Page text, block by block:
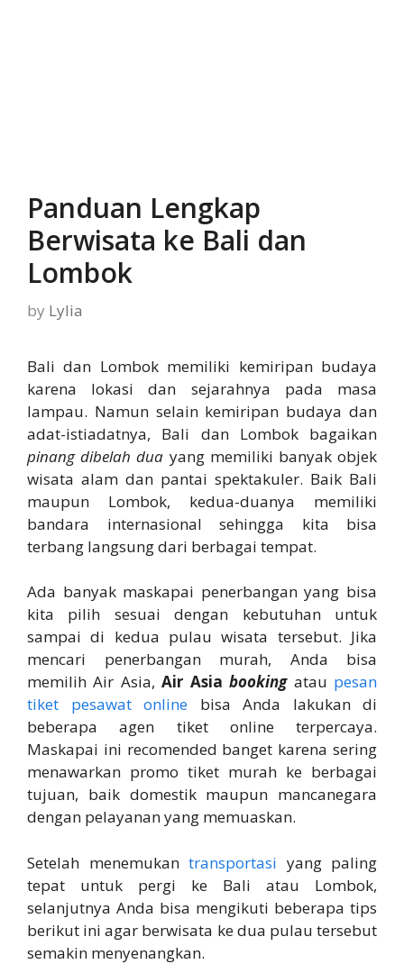
Panduan Lengkap
Berwisata ke Bali dan
Lombok
by Lylia
Bali dan Lombok memiliki kemiripan budaya
karena lokasi dan sejarahnya pada masa
lampau. Namun selain kemiripan budaya dan
adat-istiadatnya, Bali dan Lombok bagaikan
pinang dibelah dua yang memiliki banyak objek
wisata alam dan pantai spektakuler. Baik Bali
maupun Lombok, kedua-duanya memiliki
bandara internasional sehingga kita bisa
terbang langsung dari berbagai tempat.
Ada banyak maskapai penerbangan yang bisa
kita pilih sesuai dengan kebutuhan untuk
sampai di kedua pulau wisata tersebut. Jika
mencari penerbangan murah, Anda bisa
memilih Air Asia,Air Asiabookingatau pesan
tiket pesawat online bisa Anda lakukan di
beberapa agen tiket online terpercaya.
Maskapai ini recomended banget karena sering
menawarkan promo tiket murah ke berbagai
tujuan, baik domestik maupun mancanegara
dengan pelayanan yang memuaskan.
Setelah menemukan transportasi yang paling
tepat untuk pergi ke Bali atau Lombok,
selanjutnya Anda bisa mengikuti beberapa tips
berikut ini agar berwisata ke dua pulau tersebut
semakin menyenangkan.